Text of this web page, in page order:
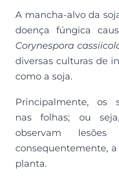
A mancha-alvo da
doença fúngica
Corynespora
diversas culturas de
como a soja.
Principalmente, os
nas folhas; ou
observam lesões
consequentemente,
planta.